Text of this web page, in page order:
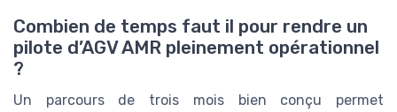
Combien de temps faut il pour rendre un
pilote d’AGV AMR pleinement opérationnel
?
Un parcours de trois mois bien conçu permet